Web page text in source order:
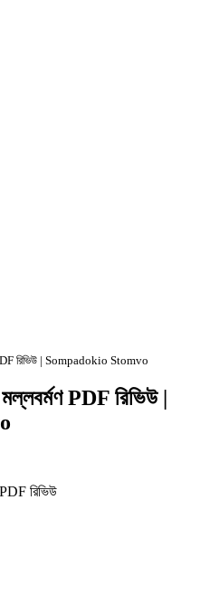
রিভিউ | Sompadokio Stomvo
PDF রিভিউ |